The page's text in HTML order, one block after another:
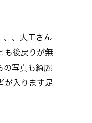
、、大工さん
も後戻りが無
の写真も綺麗
が入ります足